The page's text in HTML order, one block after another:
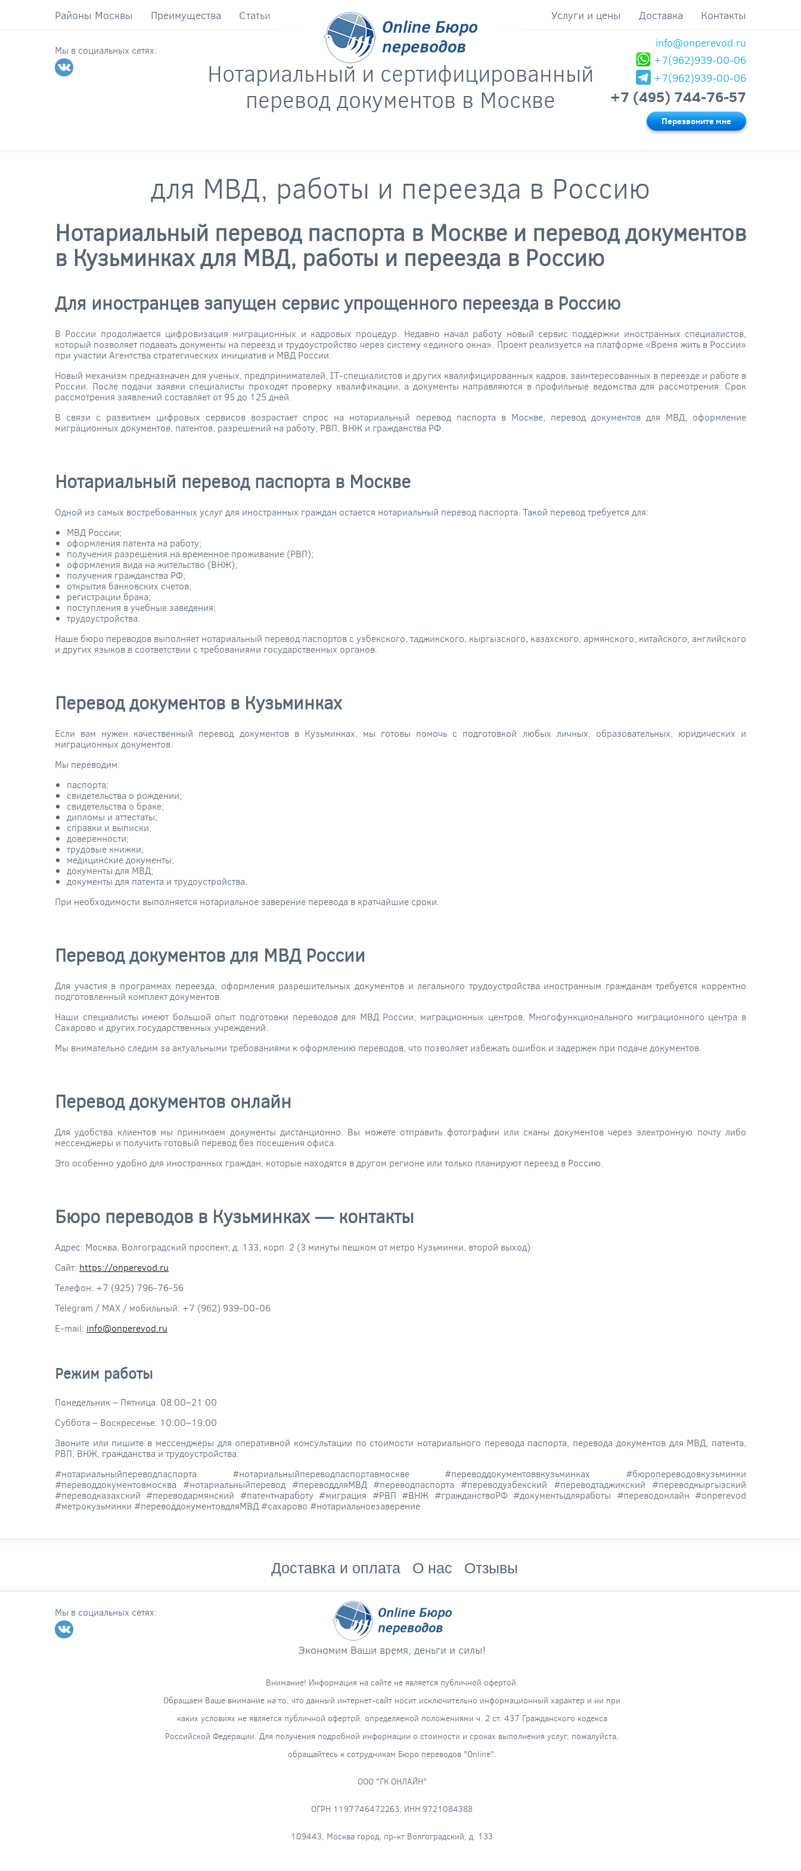
Районы Москвы Преимущества Статьи Контакты
Доставка
Услуги и цены
Мы в социальных сетях:
info@onperevod.ru
+7(962)939-00-06
+7(962)939-00-06
+7 (495) 744-76-57
Перезвоните мне
Нотариальный и сертифицированный
перевод документов в Москве
для МВД, работы и переезда в Россию
Нотариальный перевод паспорта в Москве и перевод документов
в Кузьминках для МВД, работы и переезда в Россию
Для иностранцев запущен сервис упрощенного переезда в Россию
В России продолжается цифровизация миграционных и кадровых процедур. Недавно начал работу новый сервис поддержки иностранных специалистов,
который позволяет подавать документы на переезд и трудоустройство через систему «единого окна». Проект реализуется на платформе «Время жить в России»
при участии Агентства стратегических инициатив и МВД России.
Новый механизм предназначен для ученых, предпринимателей, IT-специалистов и других квалифицированных кадров, заинтересованных в переезде и работе в
России. После подачи заявки специалисты проходят проверку квалификации, а документы направляются в профильные ведомства для рассмотрения. Срок
рассмотрения заявлений составляет от 95 до 125 дней.
В связи с развитием цифровых сервисов возрастает спрос на нотариальный перевод паспорта в Москве, перевод документов для МВД, оформление
миграционных документов, патентов, разрешений на работу, РВП, ВНЖ и гражданства РФ.
Нотариальный перевод паспорта в Москве
Одной из самых востребованных услуг для иностранных граждан остается нотариальный перевод паспорта. Такой перевод требуется для:
МВД России;
оформления патента на работу;
получения разрешения на временное проживание (РВП);
оформления вида на жительство (ВНЖ);
получения гражданства РФ;
открытия банковских счетов;
регистрации брака;
поступления в учебные заведения;
трудоустройства.
Наше бюро переводов выполняет нотариальный перевод паспортов с узбекского, таджикского, кыргызского, казахского, армянского, китайского, английского
и других языков в соответствии с требованиями государственных органов.
Перевод документов в Кузьминках
Если вам нужен качественный перевод документов в Кузьминках, мы готовы помочь с подготовкой любых личных, образовательных, юридических и
миграционных документов.
Мы переводим:
паспорта;
свидетельства о рождении;
свидетельства о браке;
дипломы и аттестаты;
справки и выписки;
доверенности;
трудовые книжки;
медицинские документы;
документы для МВД;
документы для патента и трудоустройства.
При необходимости выполняется нотариальное заверение перевода в кратчайшие сроки.
Перевод документов для МВД России
Для участия в программах переезда, оформления разрешительных документов и легального трудоустройства иностранным гражданам требуется корректно
подготовленный комплект документов.
Наши специалисты имеют большой опыт подготовки переводов для МВД России, миграционных центров, Многофункционального миграционного центра в
Сахарово и других государственных учреждений.
Мы внимательно следим за актуальными требованиями к оформлению переводов, что позволяет избежать ошибок и задержек при подаче документов.
Перевод документов онлайн
Для удобства клиентов мы принимаем документы дистанционно. Вы можете отправить фотографии или сканы документов через электронную почту либо
мессенджеры и получить готовый перевод без посещения офиса.
Это особенно удобно для иностранных граждан, которые находятся в другом регионе или только планируют переезд в Россию.
Бюро переводов в Кузьминках — контакты
Адрес: Москва, Волгоградский проспект, д. 133, корп. 2 (3 минуты пешком от метро Кузьминки, второй выход)
Сайт: https://onperevod.ru
Телефон: +7 (925) 796-76-56
Telegram / MAX / мобильный: +7 (962) 939-00-06
E-mail: info@onperevod.ru
Режим работы
Понедельник – Пятница: 08:00–21:00
Суббота – Воскресенье: 10:00–19:00
Звоните или пишите в мессенджеры для оперативной консультации по стоимости нотариального перевода паспорта, перевода документов для МВД, патента,
РВП, ВНЖ, гражданства и трудоустройства.
#нотариальныйпереводпаспорта #нотариальныйпереводпаспортавмоскве #переводдокументоввкузьминках #бюропереводовкузьминки
#переводдокументовмосква #нотариальныйперевод #переводдляМВД #переводпаспорта #переводузбекский #переводтаджикский #переводкыргызский
#переводказахский #переводармянский #патентнаработу #миграция #РВП #ВНЖ #гражданствоРФ #документыдляработы #переводонлайн #onperevod
#метрокузьминки #переводдокументовдляМВД #сахарово #нотариальноезаверение
Доставка и оплата О нас Отзывы
Мы в социальных сетях:
Экономим Ваши время, деньги и силы!
Внимание! Информация на сайте не является публичной офертой.
Обращаем Ваше внимание на то, что данный интернет-сайт носит исключительно информационный характер и ни при
каких условиях не является публичной офертой, определяемой положениями ч. 2 ст. 437 Гражданского кодекса
Российской Федерации. Для получения подробной информации о стоимости и сроках выполнения услуг, пожалуйста,
обращайтесь к сотрудникам Бюро переводов "Online".
ООО "ГК ОНЛАЙН"
ОГРН 1197746472263; ИНН 9721084388
109443, Москва город, пр-кт Волгоградский, д. 133